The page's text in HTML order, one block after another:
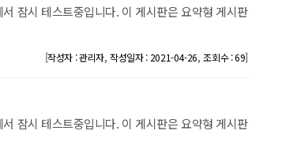
잠시 테스트중입니다. 이 게시판은 요약형 게시판
[작성자 : 관리자,작성일자 : 2021-04-26,조회수 : 69]
잠시 테스트중입니다. 이 게시판은 요약형 게시판